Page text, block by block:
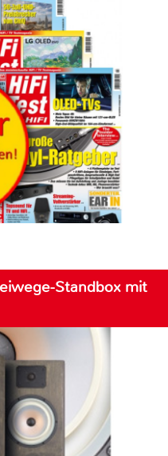
Standbox mit